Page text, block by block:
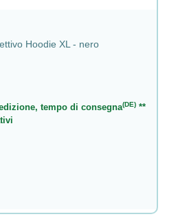
Hoodie XL - nero
tempo di consegna(DE) **